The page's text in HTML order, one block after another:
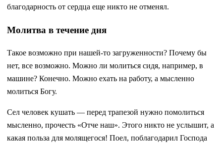
благодарность от сердца еще никто не отменял.
Молитва в течение дня
Такое возможно при нашей-то загруженности? Почему бы
нет, все возможно. Можно ли молиться сидя, например, в
машине? Конечно. Можно ехать на работу, а мысленно
молиться Богу.
Сел человек кушать — перед трапезой нужно помолиться
мысленно, прочесть «Отче наш». Этого никто не услышит, а
какая польза для молящегося! Поел, поблагодарил Господа